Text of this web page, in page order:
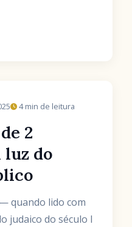
4 min de leitura
2
luz do
quando lido com
judaico do século I